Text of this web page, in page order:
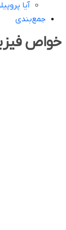
آیا
جمع‌بندی
خواص